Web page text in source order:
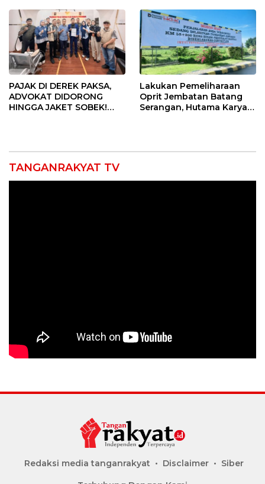
PAJAK DI DEREK PAKSA,
ADVOKAT DIDORONG
HINGGA JAKET SOBEK!
Lakukan Pemeliharaan
Oprit Jembatan Batang
Serangan, Hutama Karya
TANGANRAKYAT TV
Redaksi media tanganrakyat Disclaimer Siber